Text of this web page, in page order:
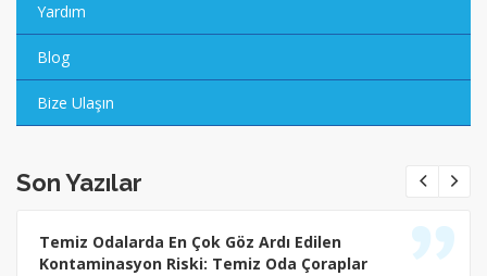
Yardım
Blog
Bize Ulaşın
Son Yazılar
Temiz Odalarda En Çok Göz Ardı Edilen
Kontaminasyon Riski: Temiz Oda Çoraplar